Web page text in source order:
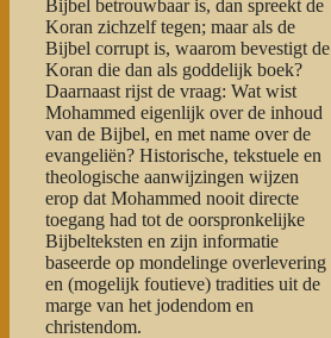
Bijbel betrouwbaar is, dan spreekt de
Koran zichzelf tegen; maar als de
Bijbel corrupt is, waarom bevestigt de
Koran die dan als goddelijk boek?
Daarnaast rijst de vraag: Wat wist
Mohammed eigenlijk over de inhoud
van de Bijbel, en met name over de
evangeliën? Historische, tekstuele en
theologische aanwijzingen wijzen
erop dat Mohammed nooit directe
toegang had tot de oorspronkelijke
Bijbelteksten en zijn informatie
baseerde op mondelinge overlevering
en (mogelijk foutieve) tradities uit de
marge van het jodendom en
christendom.